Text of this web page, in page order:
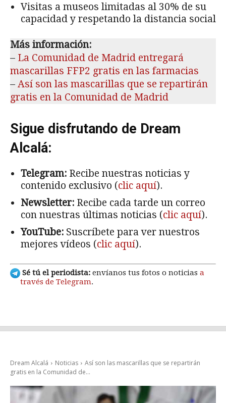
Visitas a museos limitadas al 30% de su
capacidad y respetando la distancia social
Más información:
– La Comunidad de Madrid entregará
mascarillas FFP2 gratis en las farmacias
– Así son las mascarillas que se repartirán
gratis en la Comunidad de Madrid
Sigue disfrutando de Dream
Alcalá:
Telegram: Recibe nuestras noticias y
contenido exclusivo (clic aquí).
Newsletter: Recibe cada tarde un correo
con nuestras últimas noticias (clic aquí).
YouTube: Suscríbete para ver nuestros
mejores vídeos (clic aquí).
Sé tú el periodista: envíanos tus fotos o noticias a
través de Telegram.